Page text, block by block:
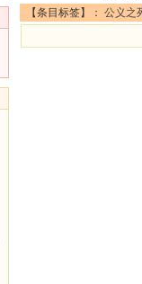
【条目标签】： 公义之